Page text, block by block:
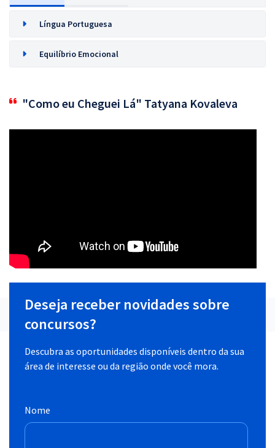
Língua Portuguesa
Equilíbrio Emocional
"Como eu Cheguei Lá" Tatyana Kovaleva
Deseja receber novidades sobre
concursos?
Descubra as oportunidades disponíveis dentro da sua
área de interesse ou da região onde você mora.
Nome